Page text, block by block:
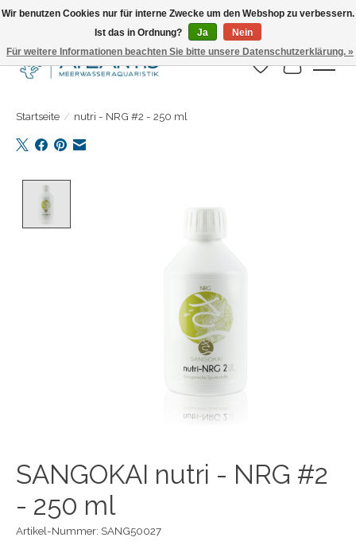
Täglicher Versand. Bestelle bis 15.00 Uhr
Wunschzettel
Ihr
Startseite / nutri - NRG #2 - 250 ml
SANGOKAI nutri - NRG #2
- 250 ml
Artikel-Nummer: SANG50027
Wir benutzen Cookies nur für interne Zwecke um den Webshop zu verbessern.
Ist das in Ordnung?
Ja
Nein
Für weitere Informationen beachten Sie bitte unsere Datenschutzerklärung. »